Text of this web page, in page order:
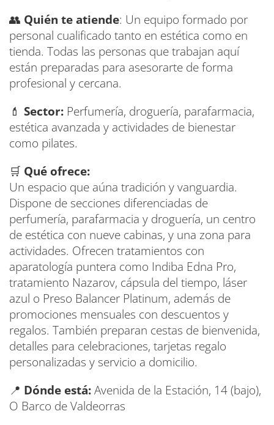
👥 Quién te atiende: Un equipo formado por
personal cualificado tanto en estética como en
tienda. Todas las personas que trabajan aquí
están preparadas para asesorarte de forma
profesional y cercana.
💄 Sector: Perfumería, droguería, parafarmacia,
estética avanzada y actividades de bienestar
como pilates.
🛒 Qué ofrece:
Un espacio que aúna tradición y vanguardia.
Dispone de secciones diferenciadas de
perfumería, parafarmacia y droguería, un centro
de estética con nueve cabinas, y una zona para
actividades. Ofrecen tratamientos con
aparatología puntera como Indiba Edna Pro,
tratamiento Nazarov, cápsula del tiempo, láser
azul o Preso Balancer Platinum, además de
promociones mensuales con descuentos y
regalos. También preparan cestas de bienvenida,
detalles para celebraciones, tarjetas regalo
personalizadas y servicio a domicilio.
📍 Dónde está:Avenida de la Estación, 14 (bajo),
O Barco de Valdeorras